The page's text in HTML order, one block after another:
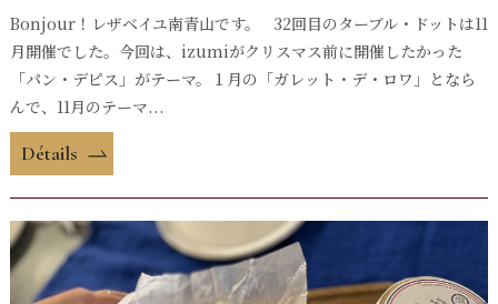
Bonjour！レザベイユ南青山です。 32回目のターブル・ドットは11
月開催でした。今回は、izumiがクリスマス前に開催したかった
「パン・デピス」がテーマ。１月の「ガレット・デ・ロワ」となら
んで、11月のテーマ...
Détails